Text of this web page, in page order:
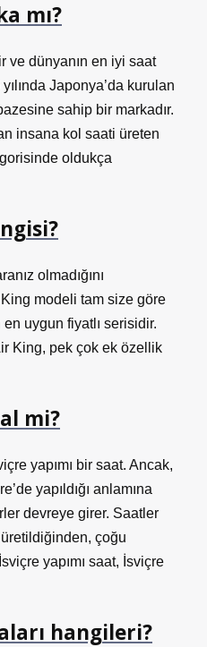
mı?
ve dünyanın en iyi saat
Japonya’da kurulan
sahip bir markadır.
insana kol saati üreten
oldukça
olmadığını
modeli tam size göre
uygun fiyatlı serisidir.
King, pek çok ek özellik
mi?
yapımı bir saat. Ancak,
yapıldığı anlamına
devreye girer. Saatler
çoğu
yapımı saat, İsviçre
hangileri?